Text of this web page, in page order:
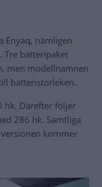
Enyaq, nämligen
Tre batteripaket
men modellnamnen
batteristorleken.
hk. Därefter följer
286 hk. Samtliga
kommer